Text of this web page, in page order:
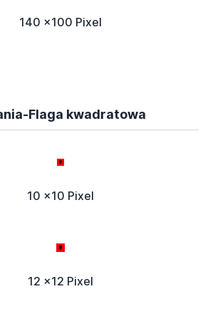
140 x100 Pixel
Flaga kwadratowa
10 x10 Pixel
12 x12 Pixel